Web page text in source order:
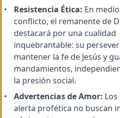
Resistencia Ética: En
conflicto, el remanente de
destacará por una cualidad
inquebrantable: su
mantener la fe de Jesús y
mandamientos,
la presión social.
Advertencias de Amor:
alerta profética no buscan